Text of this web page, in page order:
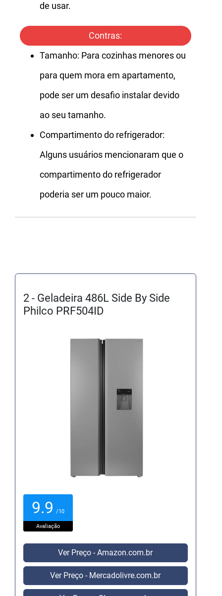
de usar.
Contras:
Tamanho: Para cozinhas menores ou
para quem mora em apartamento,
pode ser um desafio instalar devido
ao seu tamanho.
Compartimento do refrigerador:
Alguns usuários mencionaram que o
compartimento do refrigerador
poderia ser um pouco maior.
2 - Geladeira 486L Side By Side
Philco PRF504ID
9.9 /10
Avaliação
Ver Preço - Amazon.com.br
Ver Preço - Mercadolivre.com.br